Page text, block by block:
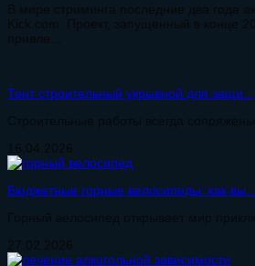
В мире стриминга последние два года
Kick.com. Проект, запущенный в конце
привле...
Тент строительный укрывной для защи...
Строительные работы всегда сопряжены
16.04.2026
Бюджетные горные велосипеды: как вы...
Горный велосипед открывает мир
27.02.2026